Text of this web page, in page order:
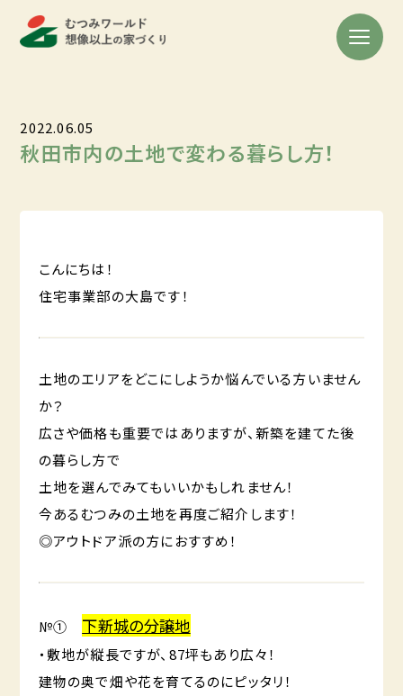
2022.06.05
秋田市内の土地で変わる暮らし方！
こんにちは！
住宅事業部の大島です！
土地のエリアをどこにしようか悩んでいる方いません
か？
広さや価格も重要ではありますが、新築を建てた後
の暮らし方で
土地を選んでみてもいいかもしれません！
今あるむつみの土地を再度ご紹介します！
◎アウトドア派の方におすすめ！
№① 下新城の分譲地
・敷地が縦長ですが、87坪もあり広々！
建物の奥で畑や花を育てるのにピッタリ！